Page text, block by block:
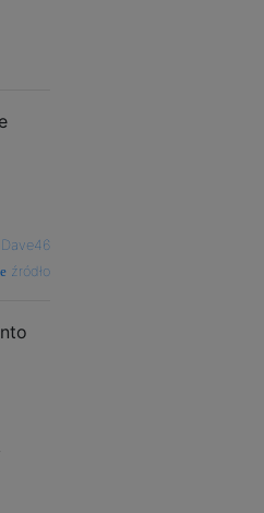
Dave46
źródło